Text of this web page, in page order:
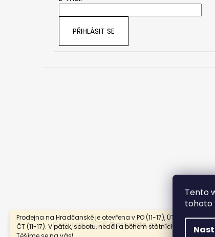
Tento
tohoto
Prodejna na Hradčanské je otevřena v PO (11-17), ÚT (11-17), ST
ČT (11-17). V pátek, sobotu, neděli a během státních svátků je
PŘIHLÁSIT SE
Copyright 2026Darkslide.cz. Všechna práva